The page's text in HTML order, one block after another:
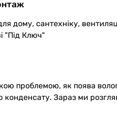
дому, сантехніку,
"Під Ключ"
проблемою, як поява
Зараз ми